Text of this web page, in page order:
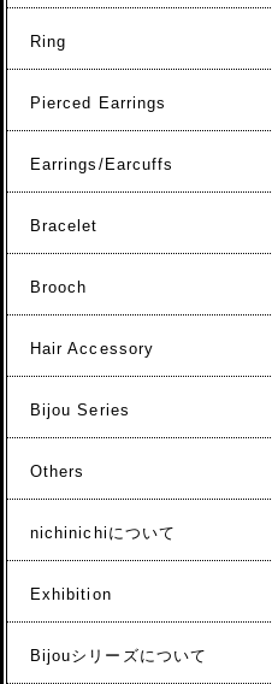
Ring
Pierced Earrings
Earrings/Earcuffs
Bracelet
Brooch
Hair Accessory
Bijou Series
Others
nichinichiについて
Exhibition
Bijouシリーズについて